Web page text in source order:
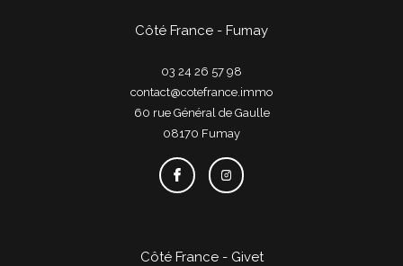
Côté France - Fumay
03 24 26 57 98
contact@cotefrance.immo
60 rue Général de Gaulle
08170
fumay
Côté France - Givet